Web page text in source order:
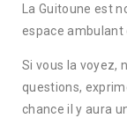
La Guitoune est
espace ambulant
Si vous la voyez,
questions,
chance il y aura